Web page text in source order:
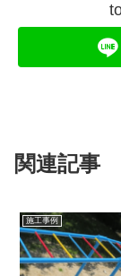
関連記事
施工事例